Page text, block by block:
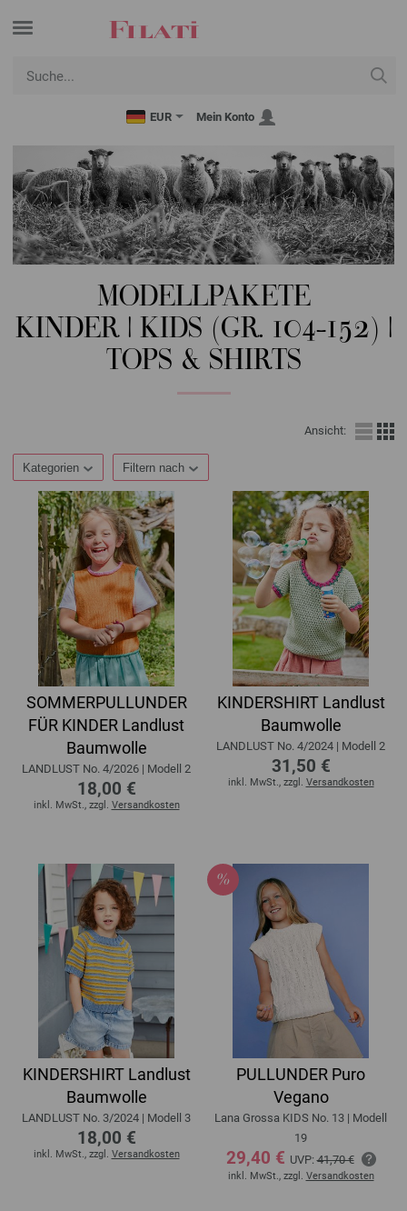
EUR Mein Konto
MODELLPAKETE
KINDER | KIDS (GR. 104-152) |
TOPS & SHIRTS
Ansicht:
Kategorien Filtern nach
SOMMERPULLUNDER
FÜR KINDER Landlust
Baumwolle
LANDLUST No. 4/2026 | Modell 2
18,00 €
inkl. MwSt., zzgl. Versandkosten
KINDERSHIRT Landlust
Baumwolle
LANDLUST No. 4/2024 | Modell 2
31,50 €
inkl. MwSt., zzgl. Versandkosten
KINDERSHIRT Landlust
Baumwolle
LANDLUST No. 3/2024 | Modell 3
18,00 €
inkl. MwSt., zzgl. Versandkosten
PULLUNDER Puro
Vegano
Lana Grossa KIDS No. 13 | Modell
19
29,40 € UVP:41,70 €
inkl. MwSt., zzgl. Versandkosten